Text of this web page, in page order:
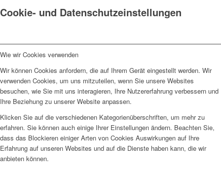
Cookie- und Datenschutzeinstellungen
Wie wir Cookies verwenden
Wir können Cookies anfordern, die auf Ihrem Gerät eingestellt werden. Wir
verwenden Cookies, um uns mitzuteilen, wenn Sie unsere Websites
besuchen, wie Sie mit uns interagieren, Ihre Nutzererfahrung verbessern und
Ihre Beziehung zu unserer Website anpassen.
Klicken Sie auf die verschiedenen Kategorienüberschriften, um mehr zu
erfahren. Sie können auch einige Ihrer Einstellungen ändern. Beachten Sie,
dass das Blockieren einiger Arten von Cookies Auswirkungen auf Ihre
Erfahrung auf unseren Websites und auf die Dienste haben kann, die wir
anbieten können.